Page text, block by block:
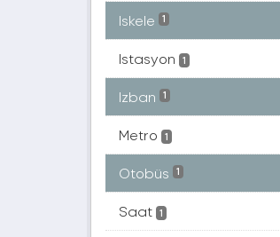
Iskele 1
Istasyon 1
Izban 1
Metro 1
Otobüs 1
Saat 1